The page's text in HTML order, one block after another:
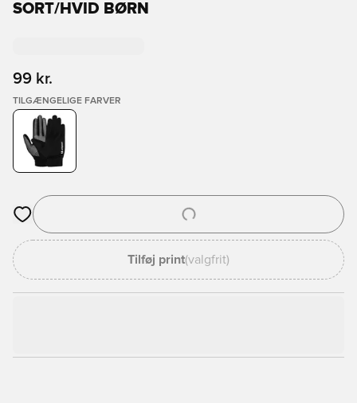
SORT/HVID BØRN
99 kr.
TILGÆNGELIGE FARVER
Åbner en Modal til at logge ind eller tilmelde dig som medlem
Tilføj print(valgfrit)